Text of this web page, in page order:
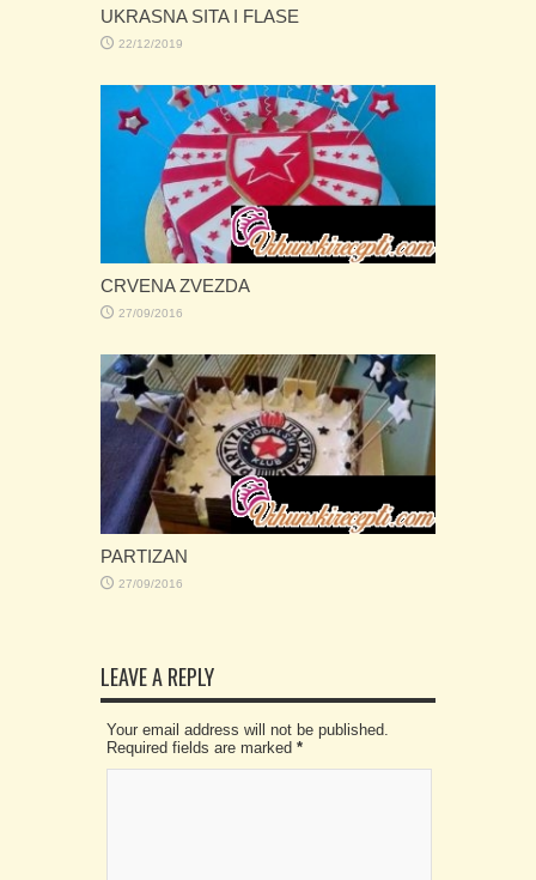
UKRASNA SITA I FLASE
22/12/2019
CRVENA ZVEZDA
27/09/2016
PARTIZAN
27/09/2016
LEAVE A REPLY
Your email address will not be published.
Required fields are marked *